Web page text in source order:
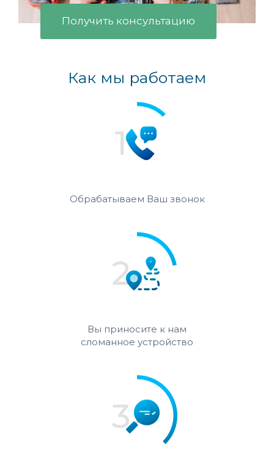
Получить консультацию
Как мы работаем
Обрабатываем Ваш звонок
Вы приносите к нам
сломанное устройство